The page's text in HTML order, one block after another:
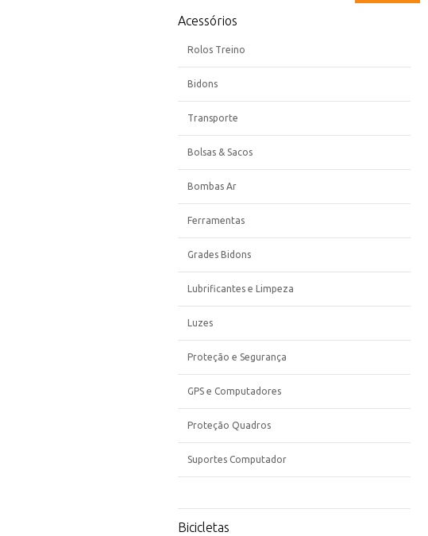
Acessórios
Rolos Treino
Bidons
Transporte
Bolsas & Sacos
Bombas Ar
Ferramentas
Grades Bidons
Lubrificantes e Limpeza
Luzes
Proteção e Segurança
GPS e Computadores
Proteção Quadros
Suportes Computador
Bicicletas